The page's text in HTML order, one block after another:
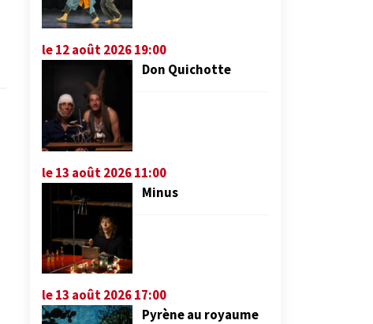
le 12 août 2026 19:00
Don Quichotte
le 13 août 2026 11:00
Minus
le 13 août 2026 17:00
Pyrène au royaume